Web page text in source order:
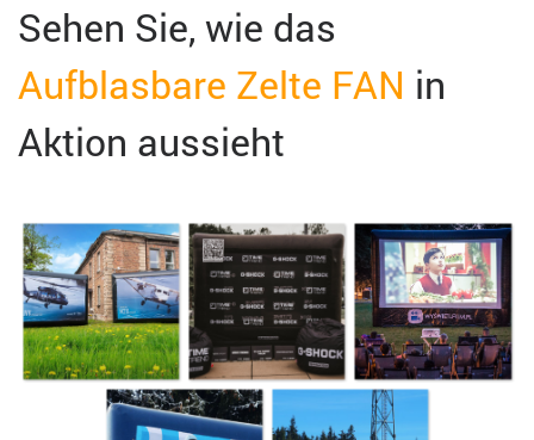
Sehen Sie, wie das
Aufblasbare Zelte FAN in
Aktion aussieht